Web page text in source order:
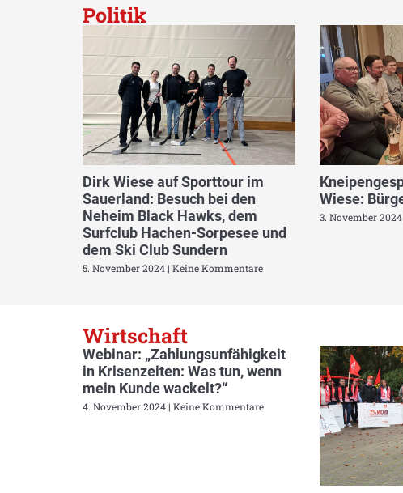
Politik
Dirk Wiese auf Sporttour im
Sauerland: Besuch bei den
Neheim Black Hawks, dem
Surfclub Hachen-Sorpesee und
dem Ski Club Sundern
5. November 2024 Keine Kommentare
Wiese:
3. November 2024
Wirtschaft
Webinar: „Zahlungsunfähigkeit
in Krisenzeiten: Was tun, wenn
mein Kunde wackelt?“
4. November 2024 Keine Kommentare